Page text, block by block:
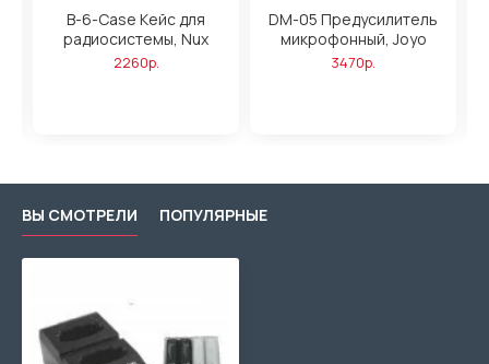
B-6-Case Кейс для
радиосистемы, Nux
2260р.
DM-05 Предусилитель
микрофонный, Joyo
3470р.
ВЫ СМОТРЕЛИ ПОПУЛЯРНЫЕ